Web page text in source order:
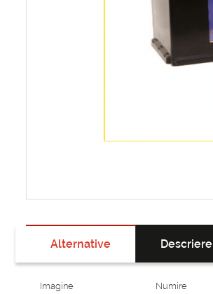
Alternative Descriere
Imagine Numire